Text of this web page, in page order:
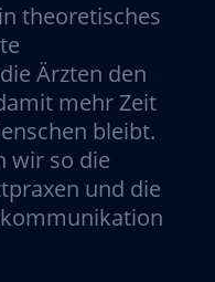
theoretisches
Ärzten den
mehr Zeit
bleibt.
wir so die
und die